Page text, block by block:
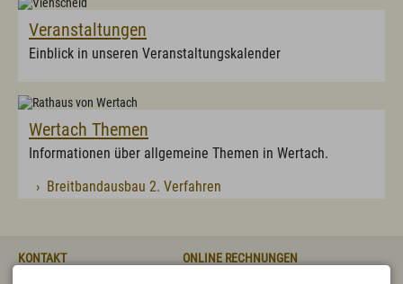
Veranstaltungen
Einblick in unseren Veranstaltungskalender
Wertach Themen
Informationen über allgemeine Themen in Wertach.
› Breitbandausbau 2. Verfahren
KONTAKT
ONLINE RECHNUNGEN